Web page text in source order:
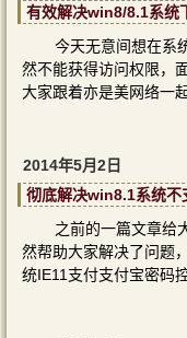
有效解决win8/8.1系
今天无意间想在系
然不能获得访问权限，
大家跟着亦是美网络一
2014年5月2日
彻底解决win8.1系统不
之前的一篇文章给
然帮助大家解决了问题
统IE11支付支付宝密码